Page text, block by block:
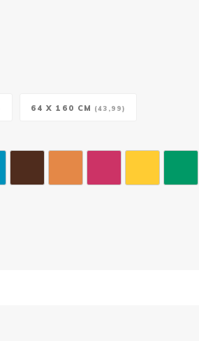
64 X 160 CM (43,99)